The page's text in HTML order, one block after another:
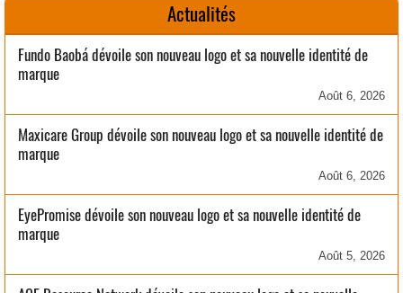
Actualités
Fundo Baobá dévoile son nouveau logo et sa nouvelle identité de
marque
Août 6, 2026
Maxicare Group dévoile son nouveau logo et sa nouvelle identité de
marque
Août 6, 2026
EyePromise dévoile son nouveau logo et sa nouvelle identité de
marque
Août 5, 2026